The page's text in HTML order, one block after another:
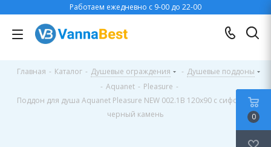
Работаем ежедневно с 9-00 до 22-00
Главная - Каталог - Душевые ограждения - Душевые поддоны
- Aquanet - Pleasure -
Поддон для душа Aquanet Pleasure NEW 002.1B 120x90 с сифоном,
черный камень
0